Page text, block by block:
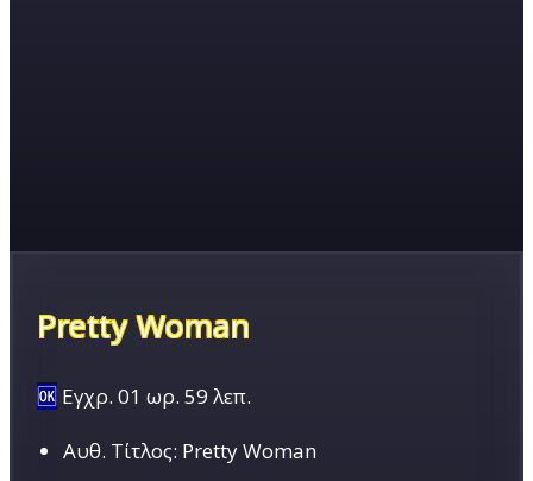
Pretty Woman
🆗 Εγχρ. 01 ωρ. 59 λεπ.
Αυθ. Τίτλος: Pretty Woman